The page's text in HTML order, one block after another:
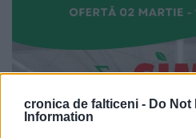
cronica de falticeni - Do Not
Information